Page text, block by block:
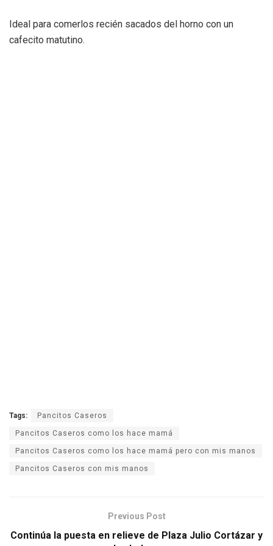
Ideal para comerlos recién sacados del horno con un
cafecito matutino.
Tags: Pancitos Caseros
Pancitos Caseros como los hace mamá
Pancitos Caseros como los hace mamá pero con mis manos
Pancitos Caseros con mis manos
Previous Post
Continúa la puesta en relieve de Plaza Julio Cortázar y